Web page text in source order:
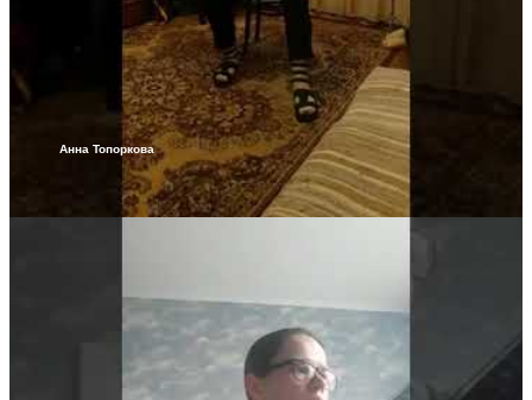
Анна Топоркова